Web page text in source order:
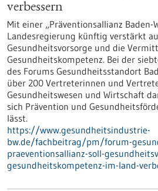
verbessern
Mit einer „Präventionsallianz
Landesregierung künftig verstärkt
Gesundheitsvorsorge und die
Gesundheitskompetenz. Bei der
des Forums Gesundheitsstandort
über 200 Vertreterinnen und
Gesundheitswesen und Wirtschaft
sich Prävention und
lässt.
https://www.gesundheitsindustrie-
bw.de/fachbeitrag/pm/forum-
praeventionsallianz-soll-
gesundheitskompetenz-im-land-